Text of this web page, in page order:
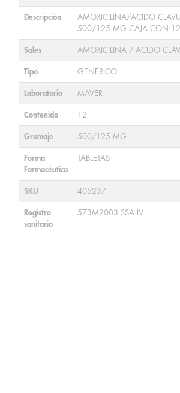
Descripción
AMOXICILINA/ACIDO
500/125 MG CAJA CON 12
Sales AMOXICILINA / ACIDO
Tipo GENÉRICO
Laboratorio MAVER
Contenido 12
Gramaje 500/125 MG
Forma
Farmacéutica
TABLETAS
SKU 405237
Registro
sanitario
573M2003 SSA IV